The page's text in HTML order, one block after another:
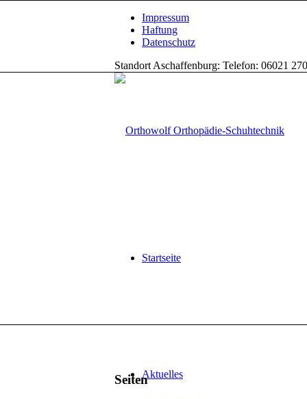
Impressum
Haftung
Datenschutz
Standort Aschaffenburg: Telefon: 06021
Startseite
Aktuelles
Seiten